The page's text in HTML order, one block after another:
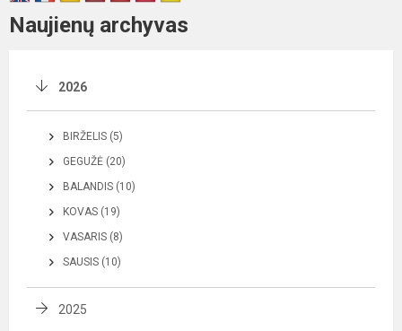
Naujienų archyvas
2026
BIRŽELIS (5)
GEGUŽĖ (20)
BALANDIS (10)
KOVAS (19)
VASARIS (8)
SAUSIS (10)
2025